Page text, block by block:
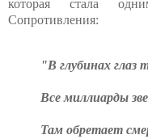
которая стала
Сопротивления:
"В глубинах глаз
Все миллиарды
Там обретает